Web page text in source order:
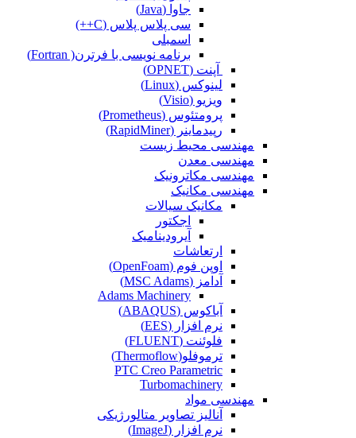
جاوا (Java)
سی پلاس پلاس (C++)
اسمبلی
برنامه نویسی با فرترن( Fortran)
آپنت (OPNET)
لینوکس (Linux)
ویزیو (Visio)
پرومتئوس (Prometheus)
رپیدماینر (RapidMiner)
مهندسی محیط زیست
مهندسی معدن
مهندسی مکاترونیک
مهندسی مکانیک
مکانیک سیالات
اجکتور
آیرودینامیک
ارتعاشات
اوپن فوم (OpenFoam)
آدامز (MSC Adams)
Adams Machinery
آباکوس (ABAQUS)
نرم افزار (EES)
فلوئنت (FLUENT)
ترموفلو(Thermoflow)
PTC Creo Parametric
Turbomachinery
مهندسی مواد
آنالیز تصاویر متالورژیکی
نرم افزار (ImageJ)